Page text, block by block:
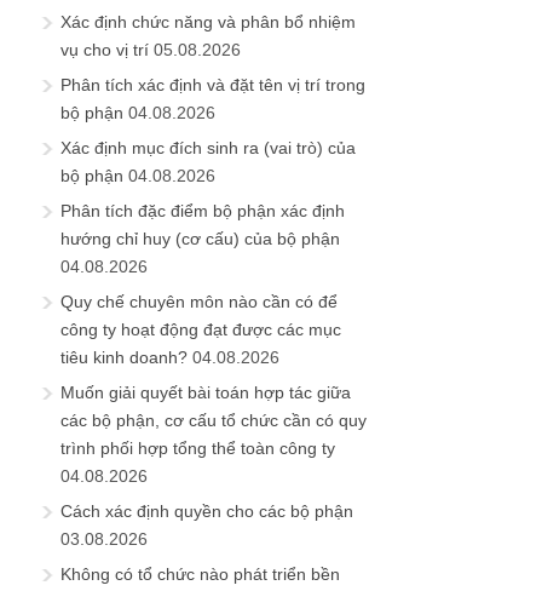
Xác định chức năng và phân bổ nhiệm
vụ cho vị trí 05.08.2026
Phân tích xác định và đặt tên vị trí trong
bộ phận 04.08.2026
Xác định mục đích sinh ra (vai trò) của
bộ phận 04.08.2026
Phân tích đặc điểm bộ phận xác định
hướng chỉ huy (cơ cấu) của bộ phận
04.08.2026
Quy chế chuyên môn nào cần có để
công ty hoạt động đạt được các mục
tiêu kinh doanh? 04.08.2026
Muốn giải quyết bài toán hợp tác giữa
các bộ phận, cơ cấu tổ chức cần có quy
trình phối hợp tổng thể toàn công ty
04.08.2026
Cách xác định quyền cho các bộ phận
03.08.2026
Không có tổ chức nào phát triển bền